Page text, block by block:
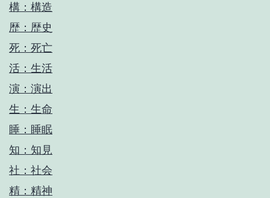
構：構造
歴：歴史
死：死亡
活：生活
演：演出
生：生命
睡：睡眠
知：知見
社：社会
精：精神